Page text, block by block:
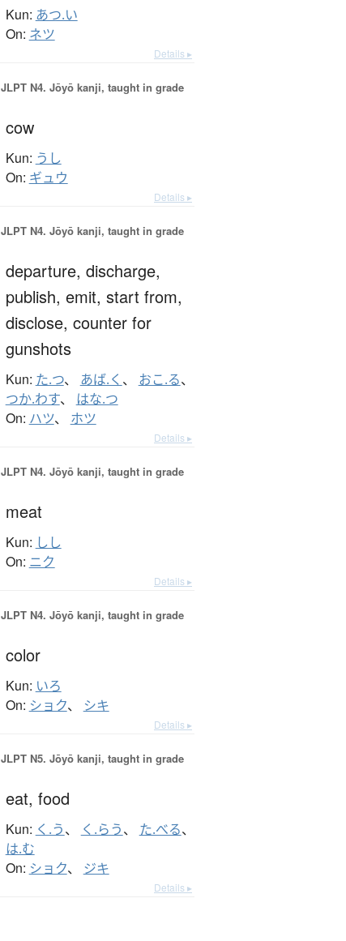
Kun: あつ.い
On: ネツ
Details ▸
JLPT N4. Jōyō kanji, taught in grade
cow
Kun: うし
On: ギュウ
Details ▸
JLPT N4. Jōyō kanji, taught in grade
departure, discharge,
publish, emit, start from,
disclose, counter for
gunshots
Kun: た.つ、 あば.く 、 おこ.る、
つか.わす、 はな.つ
On: ハツ、 ホツ
Details ▸
JLPT N4. Jōyō kanji, taught in grade
meat
Kun: しし
On: ニク
Details ▸
JLPT N4. Jōyō kanji, taught in grade
color
Kun: いろ
On: ショク、 シキ
Details ▸
JLPT N5. Jōyō kanji, taught in grade
eat, food
Kun: く.う、 く.らう、 た.べる、
は.む
On: ショク、 ジキ
Details ▸